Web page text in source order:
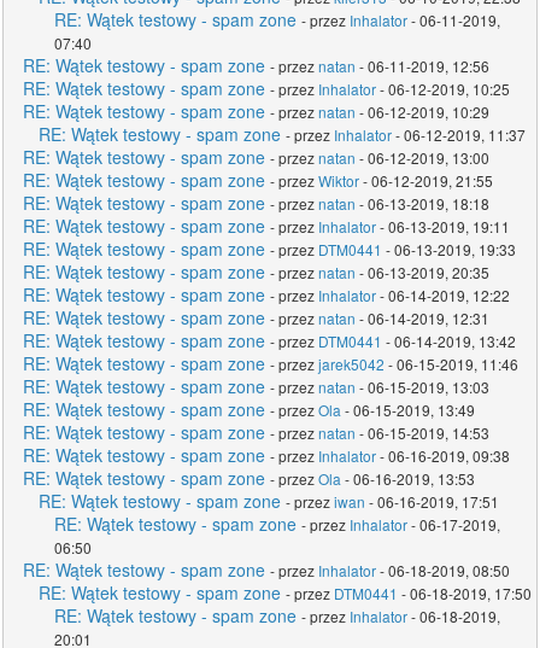
RE: Wątek testowy - spam zone - przez Inhalator- 06-11-2019,
07:40
RE: Wątek testowy - spam zone - przeznatan - 06-11-2019, 12:56
RE: Wątek testowy - spam zone - przez Inhalator- 06-12-2019, 10:25
RE: Wątek testowy - spam zone - przeznatan - 06-12-2019, 10:29
RE: Wątek testowy - spam zone - przez Inhalator- 06-12-2019, 11:37
RE: Wątek testowy - spam zone - przeznatan - 06-12-2019, 13:00
RE: Wątek testowy - spam zone - przezWiktor- 06-12-2019, 21:55
RE: Wątek testowy - spam zone - przeznatan - 06-13-2019, 18:18
RE: Wątek testowy - spam zone - przez Inhalator- 06-13-2019, 19:11
RE: Wątek testowy - spam zone - przez DTM0441 - 06-13-2019, 19:33
RE: Wątek testowy - spam zone - przeznatan - 06-13-2019, 20:35
RE: Wątek testowy - spam zone - przez Inhalator- 06-14-2019, 12:22
RE: Wątek testowy - spam zone - przeznatan - 06-14-2019, 12:31
RE: Wątek testowy - spam zone - przez DTM0441 - 06-14-2019, 13:42
RE: Wątek testowy - spam zone - przezjarek5042 - 06-15-2019, 11:46
RE: Wątek testowy - spam zone - przeznatan - 06-15-2019, 13:03
RE: Wątek testowy - spam zone - przezOla - 06-15-2019, 13:49
RE: Wątek testowy - spam zone - przeznatan - 06-15-2019, 14:53
RE: Wątek testowy - spam zone - przez Inhalator- 06-16-2019, 09:38
RE: Wątek testowy - spam zone - przezOla - 06-16-2019, 13:53
RE: Wątek testowy - spam zone - przeziwan - 06-16-2019, 17:51
RE: Wątek testowy - spam zone - przez Inhalator- 06-17-2019,
06:50
RE: Wątek testowy - spam zone - przez Inhalator- 06-18-2019, 08:50
RE: Wątek testowy - spam zone - przez DTM0441 - 06-18-2019, 17:50
RE: Wątek testowy - spam zone - przez Inhalator- 06-18-2019,
20:01